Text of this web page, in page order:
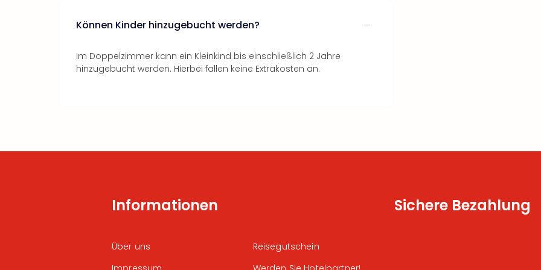
Können Kinder hinzugebucht werden?
Im Doppelzimmer kann ein Kleinkind bis einschließlich 2 Jahre
hinzugebucht werden. Hierbei fallen keine Extrakosten an.
Informationen
Über uns
Reisegutschein
Sichere Bezahlung